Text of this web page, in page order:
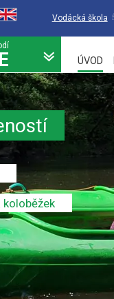
Vodácká škola
ÚVOD
koloběžek